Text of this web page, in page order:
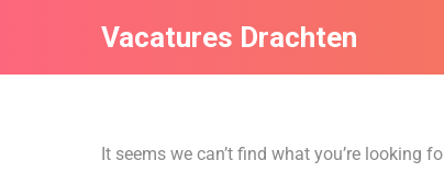
Vacatures Drachten
It seems we can’t find what you’re looking